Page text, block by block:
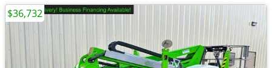
$36,732